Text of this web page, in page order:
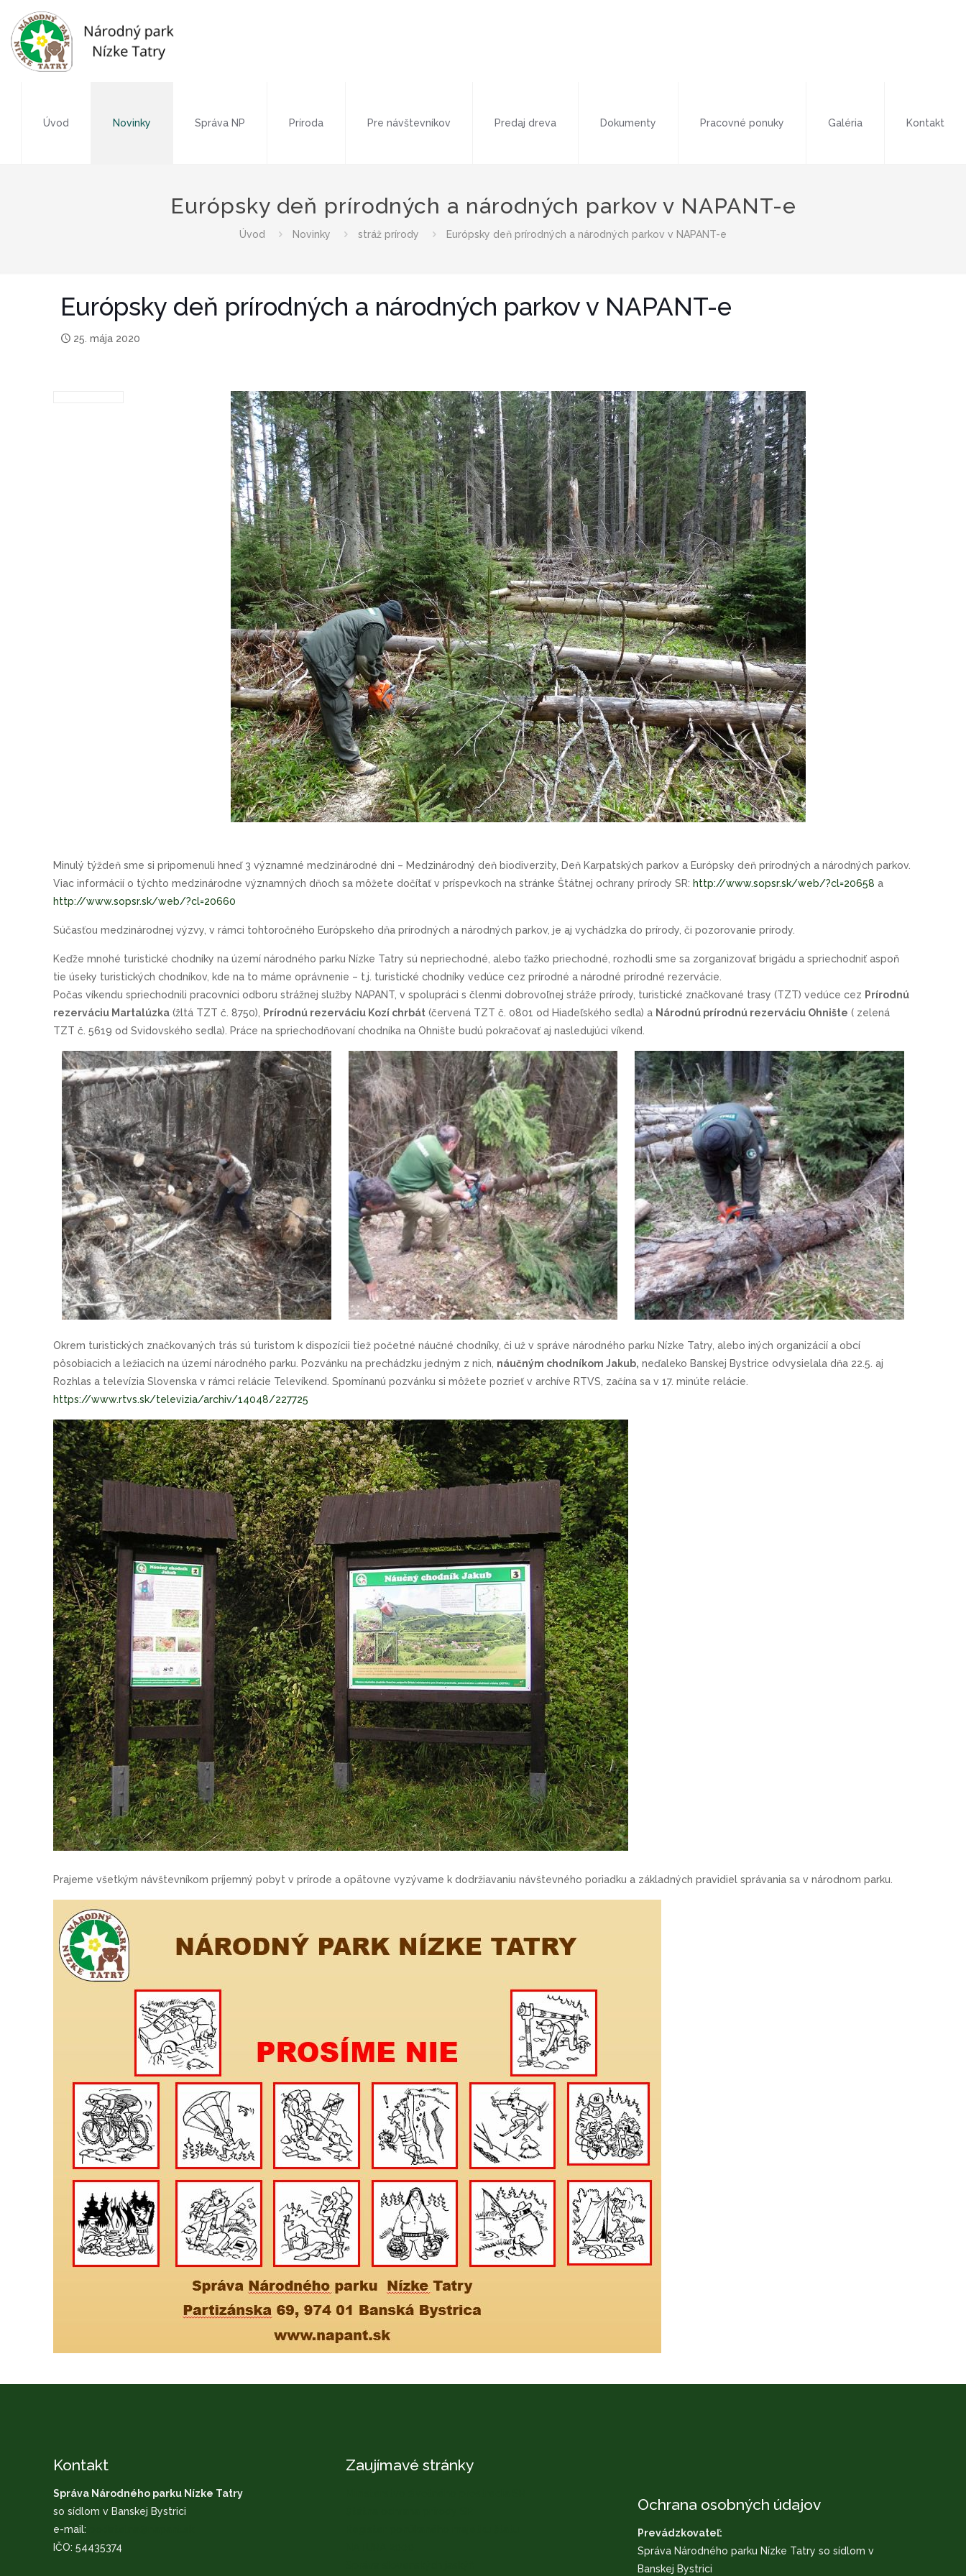
Úvod Novinky Správa NP Príroda Pre návštevníkov Predaj dreva Dokumenty Pracovné ponuky Galéria Kontakt
Európsky deň prírodných a národných parkov v NAPANT-e
Úvod Novinky stráž prírody Európsky deň prírodných a národných parkov v NAPANT-e
Európsky deň prírodných a národných parkov v NAPANT-e
25. mája 2020
Minulý týždeň sme si pripomenuli hneď 3 významné medzinárodné dni – Medzinárodný deň biodiverzity, Deň Karpatských parkov a Európsky deň prírodných a národných parkov.
Viac informácií o týchto medzinárodne významných dňoch sa môžete dočítať v príspevkoch na stránke Štátnej ochrany prírody SR: http://www.sopsr.sk/web/?cl=20658 a
http://www.sopsr.sk/web/?cl=20660
Súčasťou medzinárodnej výzvy, v rámci tohtoročného Európskeho dňa prírodných a národných parkov, je aj vychádzka do prírody, či pozorovanie prírody.
Keďže mnohé turistické chodníky na území národného parku Nízke Tatry sú nepriechodné, alebo ťažko priechodné, rozhodli sme sa zorganizovať brigádu a spriechodniť aspoň
tie úseky turistických chodníkov, kde na to máme oprávnenie – t.j. turistické chodníky vedúce cez prírodné a národné prírodné rezervácie.
Počas víkendu spriechodnili pracovníci odboru strážnej služby NAPANT, v spolupráci s členmi dobrovoľnej stráže prírody, turistické značkované trasy (TZT) vedúce cez Prírodnú
rezerváciu Martalúzka (žltá TZT č. 8750), Prírodnú rezerváciu Kozí chrbát (červená TZT č. 0801 od Hiadeľského sedla) a Národnú prírodnú rezerváciu Ohnište ( zelená
TZT č. 5619 od Svidovského sedla). Práce na spriechodňovaní chodníka na Ohnište budú pokračovať aj nasledujúci víkend.
Okrem turistických značkovaných trás sú turistom k dispozícii tiež početné náučné chodníky, či už v správe národného parku Nízke Tatry, alebo iných organizácií a obcí
pôsobiacich a ležiacich na území národného parku. Pozvánku na prechádzku jedným z nich, náučným chodníkom Jakub, neďaleko Banskej Bystrice odvysielala dňa 22.5. aj
Rozhlas a televízia Slovenska v rámci relácie Televíkend. Spomínanú pozvánku si môžete pozrieť v archíve RTVS, začína sa v 17. minúte relácie.
https://www.rtvs.sk/televizia/archiv/14048/227725
Prajeme všetkým návštevníkom príjemný pobyt v prírode a opätovne vyzývame k dodržiavaniu návštevného poriadku a základných pravidiel správania sa v národnom parku.
Kontakt
Správa Národného parku Nízke Tatry
so sídlom v Banskej Bystrici
e-mail:
IČO: 54435374
Zaujímavé stránky
Ochrana osobných údajov
Prevádzkovateľ:
Správa Národného parku Nízke Tatry so sídlom v
Banskej Bystrici